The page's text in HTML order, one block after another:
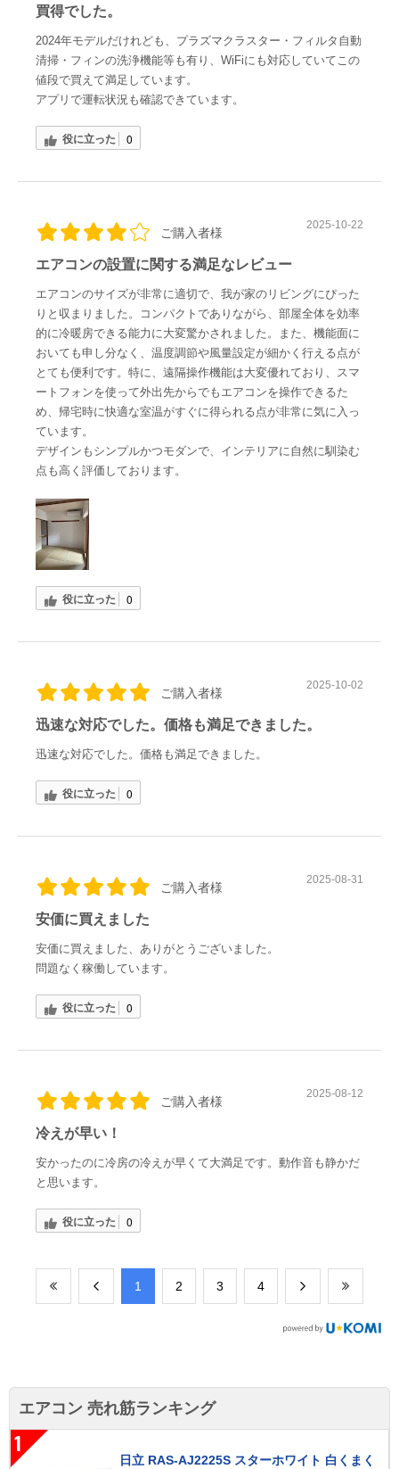
買得でした。
2024年モデルだけれども、プラズマクラスター・フィルタ自動
清掃・フィンの洗浄機能等も有り、WiFiにも対応していてこの
値段で買えて満足しています。
アプリで運転状況も確認できています。
役に立った 0
ご購入者様
2025-10-22
エアコンの設置に関する満足なレビュー
エアコンのサイズが非常に適切で、我が家のリビングにぴった
りと収まりました。コンパクトでありながら、部屋全体を効率
的に冷暖房できる能力に大変驚かされました。また、機能面に
おいても申し分なく、温度調節や風量設定が細かく行える点が
とても便利です。特に、遠隔操作機能は大変優れており、スマ
ートフォンを使って外出先からでもエアコンを操作できるた
め、帰宅時に快適な室温がすぐに得られる点が非常に気に入っ
ています。
デザインもシンプルかつモダンで、インテリアに自然に馴染む
点も高く評価しております。
役に立った 0
ご購入者様
2025-10-02
迅速な対応でした。価格も満足できました。
迅速な対応でした。価格も満足できました。
役に立った 0
ご購入者様
2025-08-31
安価に買えました
安価に買えました、ありがとうございました。
問題なく稼働しています。
役に立った 0
ご購入者様
2025-08-12
冷えが早い！
安かったのに冷房の冷えが早くて大満足です。動作音も静かだ
と思います。
役に立った 0
​1 ​2 ​3 ​4
エアコン 売れ筋ランキング
1
日立 RAS-AJ2225S スターホワイト 白くまく